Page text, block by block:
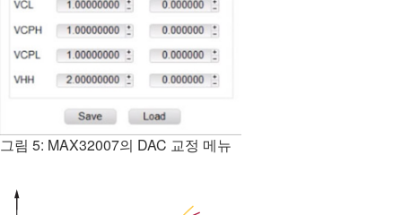
그림 5: MAX32007의 DAC 교정 메뉴